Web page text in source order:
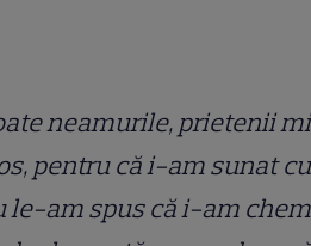
neamurile, prietenii
pentru că i-am sunat
le-am spus că i-am